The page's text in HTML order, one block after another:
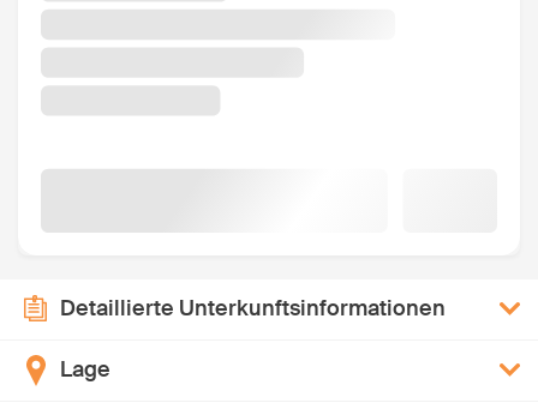
Detaillierte Unterkunftsinformationen
Lage